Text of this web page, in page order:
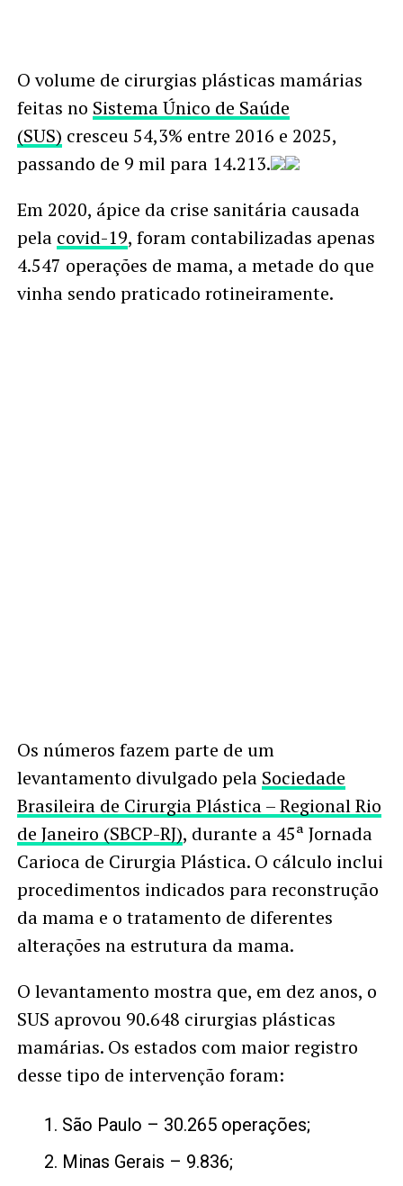
O volume de cirurgias plásticas mamárias
feitas no Sistema Único de Saúde
(SUS) cresceu 54,3% entre 2016 e 2025,
passando de 9 mil para 14.213.
Em 2020, ápice da crise sanitária causada
pela covid-19, foram contabilizadas apenas
4.547 operações de mama, a metade do que
vinha sendo praticado rotineiramente.
Os números fazem parte de um
levantamento divulgado pela Sociedade
Brasileira de Cirurgia Plástica – Regional Rio
de Janeiro (SBCP-RJ), durante a 45ª Jornada
Carioca de Cirurgia Plástica. O cálculo inclui
procedimentos indicados para reconstrução
da mama e o tratamento de diferentes
alterações na estrutura da mama.
O levantamento mostra que, em dez anos, o
SUS aprovou 90.648 cirurgias plásticas
mamárias. Os estados com maior registro
desse tipo de intervenção foram:
São Paulo – 30.265 operações;
Minas Gerais – 9.836;